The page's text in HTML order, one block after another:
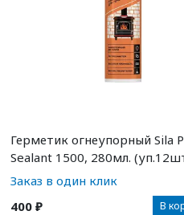
Герметик огнеупорный Sila
Sealant 1500, 280мл.
Заказ в один клик
400 ₽
В